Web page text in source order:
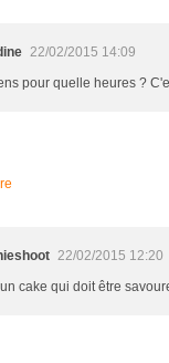
22/02/2015 14:09
pour quelle heures ?
22/02/2015 12:20
cake qui doit être